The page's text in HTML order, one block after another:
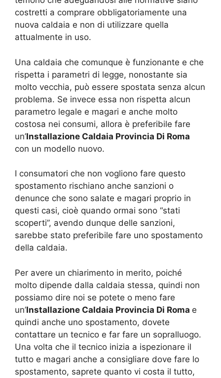
costretti a comprare obbligatoriamente una
nuova caldaia e non di utilizzare quella
attualmente in uso.
Una caldaia che comunque è funzionante e che
rispetta i parametri di legge, nonostante sia
molto vecchia, può essere spostata senza alcun
problema. Se invece essa non rispetta alcun
parametro legale e magari e anche molto
costosa nei consumi, allora è preferibile fare
un’Installazione Caldaia Provincia Di Roma
con un modello nuovo.
I consumatori che non vogliono fare questo
spostamento rischiano anche sanzioni o
denunce che sono salate e magari proprio in
questi casi, cioè quando ormai sono “stati
scoperti”, avendo dunque delle sanzioni,
sarebbe stato preferibile fare uno spostamento
della caldaia.
Per avere un chiarimento in merito, poiché
molto dipende dalla caldaia stessa, quindi non
possiamo dire noi se potete o meno fare
un’Installazione Caldaia Provincia Di Roma e
quindi anche uno spostamento, dovete
contattare un tecnico e far fare un sopralluogo.
Una volta che il tecnico inizia a ispezionare il
tutto e magari anche a consigliare dove fare lo
spostamento, saprete quanto vi costa il tutto,